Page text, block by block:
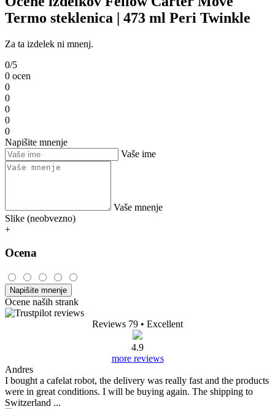
Termo steklenica | 473 ml Peri Twinkle
Za ta izdelek ni mnenj.
0/5
0 ocen
0
0
0
0
0
Napišite mnenje
Vaše ime
Vaše mnenje
Slike (neobvezno)
+
Ocena
Napišite mnenje
Ocene naših strank
Reviews 79 • Excellent
4.9
more reviews
Andres
I bought a cafelat robot, the delivery was really fast and the products
were in great conditions. I will be buying again. The shipping to
Switzerland ...